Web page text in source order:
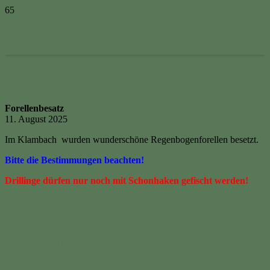
Forellenbesatz
11. August 2025
Im Klambach wurden wunderschöne Regenbogenforellen besetzt.
Bitte die Bestimmungen beachten!
Drillinge dürfen nur noch mit Schonhaken gefischt werden!